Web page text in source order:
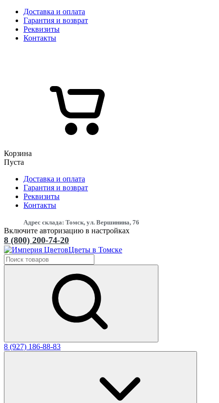
Доставка и оплата
Гарантия и возврат
Реквизиты
Контакты
Корзина
Пуста
Доставка и оплата
Гарантия и возврат
Реквизиты
Контакты
Адрес склада: Томск, ул. Вершинина, 76
Включите авторизацию в настройках
8 (800) 200-74-20
Цветы в Томске
8 (927) 186-88-83